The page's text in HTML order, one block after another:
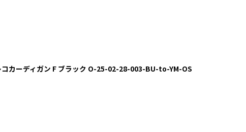
コカーディガン F ブラック O-25-02-28-003-BU-to-YM-OS